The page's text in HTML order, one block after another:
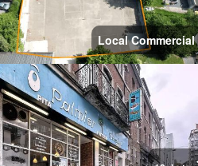
Local Commercial